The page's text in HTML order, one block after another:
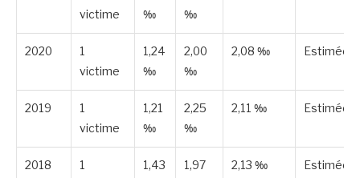
victime
‰
‰
2020
1
victime
1,24
‰
2,00
‰
2,08 ‰ Estimée
2019
1
victime
1,21
‰
2,25
‰
2,11 ‰ Estimée
2018
1
1,43
1,97
2,13 ‰ Estimée